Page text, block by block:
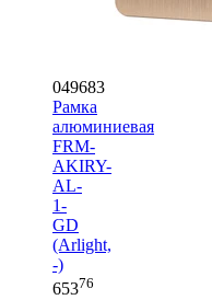
049683
Рамка
алюминиевая
FRM-
AKIRY-
AL-
1-
GD
(Arlight,
-)
65376